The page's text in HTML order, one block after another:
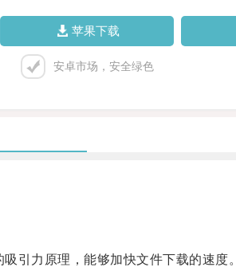
苹果下载
安卓市场，安全绿色
力原理，能够加快文件下载的速度。